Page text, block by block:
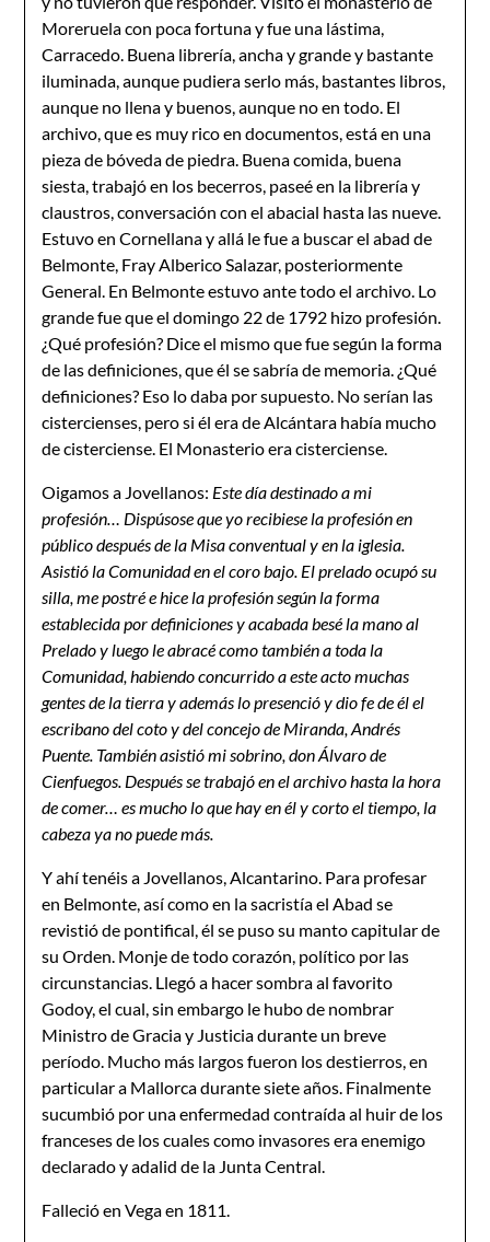
Moreruela con poca fortuna y fue una lástima,
Carracedo. Buena librería, ancha y grande y bastante
iluminada, aunque pudiera serlo más, bastantes libros,
aunque no llena y buenos, aunque no en todo. El
archivo, que es muy rico en documentos, está en una
pieza de bóveda de piedra. Buena comida, buena
siesta, trabajó en los becerros, paseé en la librería y
claustros, conversación con el abacial hasta las nueve.
Estuvo en Cornellana y allá le fue a buscar el abad de
Belmonte, Fray Alberico Salazar, posteriormente
General. En Belmonte estuvo ante todo el archivo. Lo
grande fue que el domingo 22 de 1792 hizo profesión.
¿Qué profesión? Dice el mismo que fue según la forma
de las definiciones, que él se sabría de memoria. ¿Qué
definiciones? Eso lo daba por supuesto. No serían las
cistercienses, pero si él era de Alcántara había mucho
de cisterciense. El Monasterio era cisterciense.
Oigamos a Jovellanos: Este día destinado a mi
profesión… Dispúsose que yo recibiese la profesión en
público después de la Misa conventual y en la iglesia.
Asistió la Comunidad en el coro bajo. El prelado ocupó su
silla, me postré e hice la profesión según la forma
establecida por definiciones y acabada besé la mano al
Prelado y luego le abracé como también a toda la
Comunidad, habiendo concurrido a este acto muchas
gentes de la tierra y además lo presenció y dio fe de él el
escribano del coto y del concejo de Miranda, Andrés
Puente. También asistió mi sobrino, don Álvaro de
Cienfuegos. Después se trabajó en el archivo hasta la hora
de comer… es mucho lo que hay en él y corto el tiempo, la
cabeza ya no puede más.
Y ahí tenéis a Jovellanos, Alcantarino. Para profesar
en Belmonte, así como en la sacristía el Abad se
revistió de pontifical, él se puso su manto capitular de
su Orden. Monje de todo corazón, político por las
circunstancias. Llegó a hacer sombra al favorito
Godoy, el cual, sin embargo le hubo de nombrar
Ministro de Gracia y Justicia durante un breve
período. Mucho más largos fueron los destierros, en
particular a Mallorca durante siete años. Finalmente
sucumbió por una enfermedad contraída al huir de los
franceses de los cuales como invasores era enemigo
declarado y adalid de la Junta Central.
Falleció en Vega en 1811.